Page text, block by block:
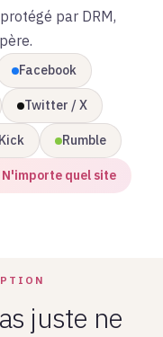
par DRM,
Facebook
Twitter / X
Rumble
N'importe quel site
juste ne